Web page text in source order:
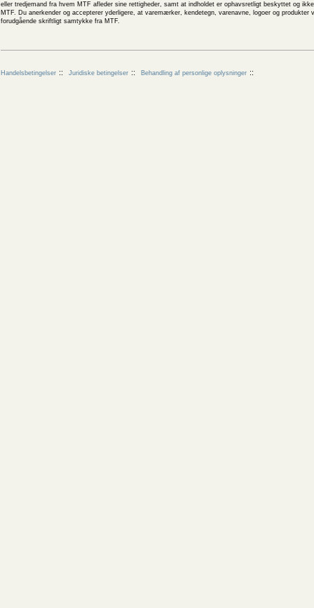
eller tredjemand fra hvem MTF afleder sine rettigheder, samt at indholdet er ophavsretligt beskyttet og
MTF. Du anerkender og accepterer yderligere, at varemærker, kendetegn, varenavne, logoer og
forudgående skriftligt samtykke fra MTF.
Handelsbetingelser Juridiske betingelser Behandling af personlige oplysninger